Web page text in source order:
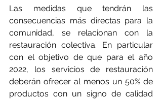
Las medidas que tendrán las
consecuencias más directas para la
comunidad, se relacionan con la
restauración colectiva. En particular
con el objetivo de que para el año
2022, los servicios de restauración
deberán ofrecer al menos un 50% de
productos con un signo de calidad